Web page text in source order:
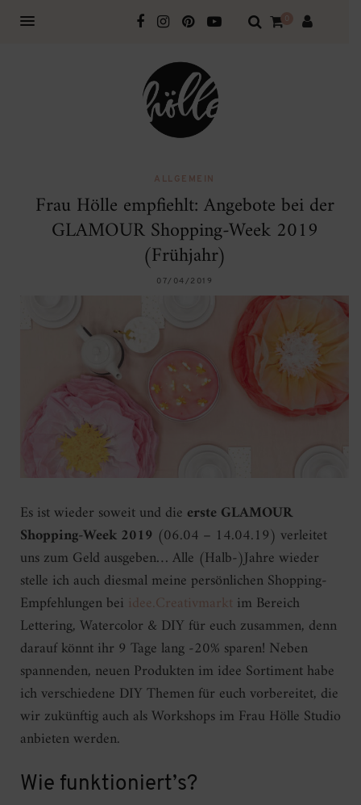
0
ALLGEMEIN
Frau Hölle empfiehlt: Angebote bei der
GLAMOUR Shopping-Week 2019
(Frühjahr)
07/04/2019
Es ist wieder soweit und die ersteGLAMOUR
Shopping-Week 2019 (06.04 – 14.04.19) verleitet
uns zum Geld ausgeben… Alle (Halb-)Jahre wieder
stelle ich auch diesmal meine persönlichen Shopping-
Empfehlungen bei idee.Creativmarkt im Bereich
Lettering, Watercolor & DIY für euch zusammen, denn
darauf könnt ihr 9 Tage lang -20% sparen! Neben
spannenden, neuen Produkten im idee Sortiment habe
ich verschiedene DIY Themen für euch vorbereitet, die
wir zukünftig auch als Workshops im Frau Hölle Studio
anbieten werden.
Wie funktioniert’s?